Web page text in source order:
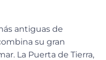
antiguas de
su gran
. La Puerta de Tierra,